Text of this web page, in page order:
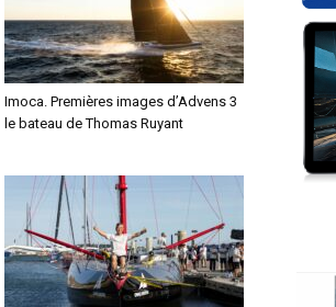
Imoca. Premières images d’Advens 3
le bateau de Thomas Ruyant